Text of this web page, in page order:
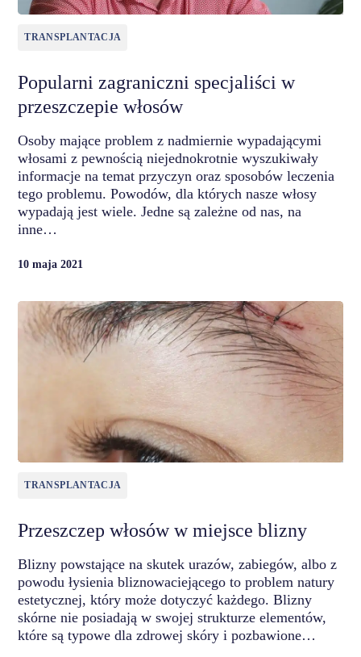
TRANSPLANTACJA
Popularni zagraniczni specjaliści w
przeszczepie włosów
Osoby mające problem z nadmiernie wypadającymi
włosami z pewnością niejednokrotnie wyszukiwały
informacje na temat przyczyn oraz sposobów leczenia
tego problemu. Powodów, dla których nasze włosy
wypadają jest wiele. Jedne są zależne od nas, na
inne…
10 maja 2021
TRANSPLANTACJA
Przeszczep włosów w miejsce blizny
Blizny powstające na skutek urazów, zabiegów, albo z
powodu łysienia bliznowaciejącego to problem natury
estetycznej, który może dotyczyć każdego. Blizny
skórne nie posiadają w swojej strukturze elementów,
które są typowe dla zdrowej skóry i pozbawione…